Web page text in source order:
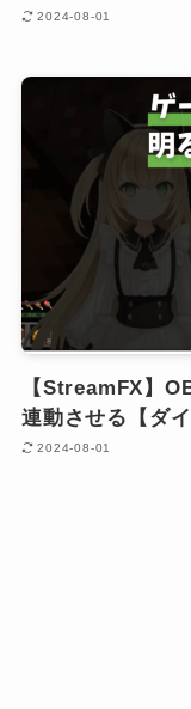
2024-08-01
【StreamFX】
連動させる【ダ
2024-08-01